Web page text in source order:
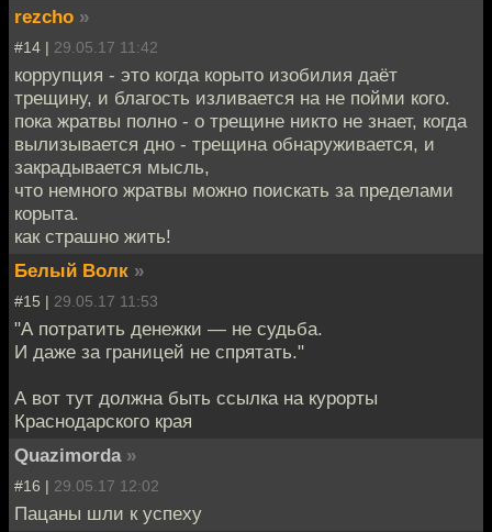
rezcho »
#14 | 29.05.17 11:42
коррупция - это когда корыто изобилия даёт
трещину, и благость изливается на не пойми кого.
пока жратвы полно - о трещине никто не знает, когда
вылизывается дно - трещина обнаруживается, и
закрадывается мысль,
что немного жратвы можно поискать за пределами
корыта.
как страшно жить!
Белый Волк »
#15 | 29.05.17 11:53
"А потратить денежки — не судьба.
И даже за границей не спрятать."
А вот тут должна быть ссылка на курорты
Краснодарского края
Quazimorda »
#16 | 29.05.17 12:02
Пацаны шли к успеху